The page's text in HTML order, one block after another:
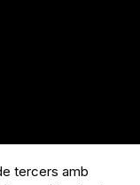
tercers amb